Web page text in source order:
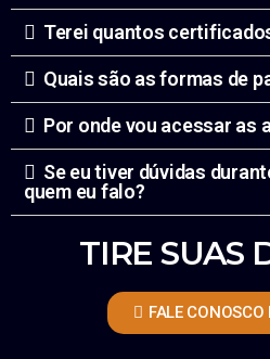
Terei quantos
Quais são as formas de
Por onde vou acessar as
Se eu tiver dúvidas
quem eu falo?
TIRE SUAS
FALE